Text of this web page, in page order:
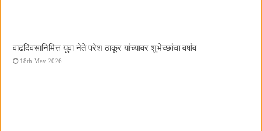
वाढदिवसानिमित्त युवा नेते परेश ठाकूर यांच्यावर शुभेच्छांचा वर्षाव
18th May 2026